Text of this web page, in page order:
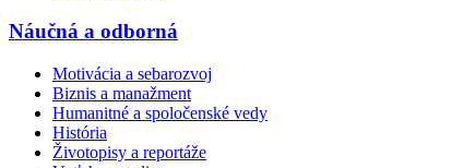
Náučná a odborná
Motivácia a sebarozvoj
Biznis a manažment
Humanitné a spoločenské vedy
História
Životopisy a reportáže